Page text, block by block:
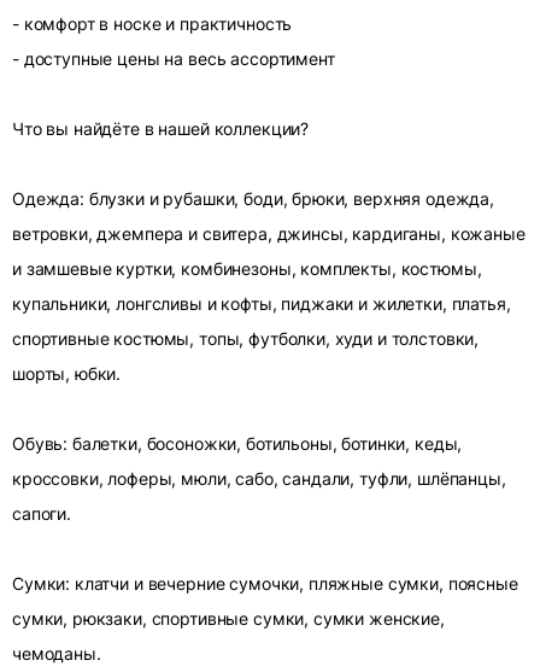
- комфорт в носке и практичность
- доступные цены на весь ассортимент
Что вы найдёте в нашей коллекции?
Одежда: блузки и рубашки, боди, брюки, верхняя одежда,
ветровки, джемпера и свитера, джинсы, кардиганы, кожаные
и замшевые куртки, комбинезоны, комплекты, костюмы,
купальники, лонгсливы и кофты, пиджаки и жилетки, платья,
спортивные костюмы, топы, футболки, худи и толстовки,
шорты, юбки.
Обувь: балетки, босоножки, ботильоны, ботинки, кеды,
кроссовки, лоферы, мюли, сабо, сандали, туфли, шлёпанцы,
сапоги.
Сумки: клатчи и вечерние сумочки, пляжные сумки, поясные
сумки, рюкзаки, спортивные сумки, сумки женские,
чемоданы.